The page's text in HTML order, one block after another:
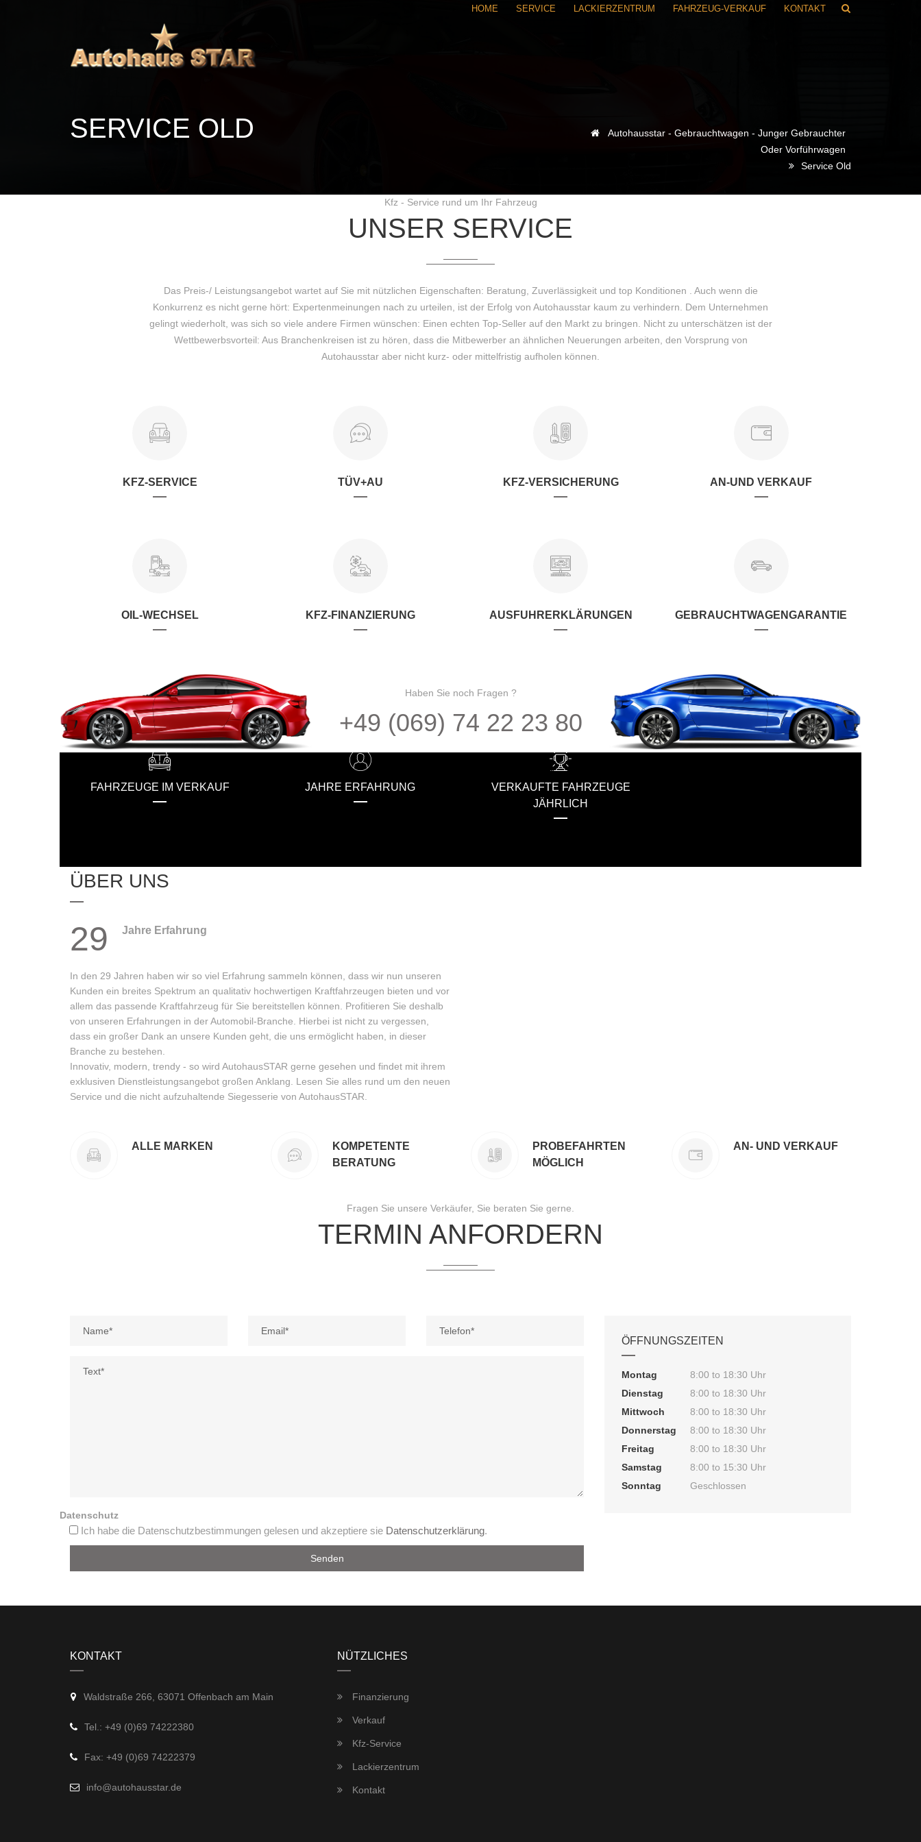
HOME SERVICE LACKIERZENTRUM FAHRZEUG-VERKAUF KONTAKT
SERVICE OLD
Autohausstar - Gebrauchtwagen - Junger Gebrauchter
Oder Vorführwagen
Service Old
Kfz - Service rund um Ihr Fahrzeug
UNSER SERVICE
Das Preis-/ Leistungsangebot wartet auf Sie mit nützlichen Eigenschaften: Beratung, Zuverlässigkeit und top Konditionen . Auch wenn die
Konkurrenz es nicht gerne hört: Expertenmeinungen nach zu urteilen, ist der Erfolg von Autohausstar kaum zu verhindern. Dem Unternehmen
gelingt wiederholt, was sich so viele andere Firmen wünschen: Einen echten Top-Seller auf den Markt zu bringen. Nicht zu unterschätzen ist der
Wettbewerbsvorteil: Aus Branchenkreisen ist zu hören, dass die Mitbewerber an ähnlichen Neuerungen arbeiten, den Vorsprung von
Autohausstar aber nicht kurz- oder mittelfristig aufholen können.
KFZ-SERVICE TÜV+AU KFZ-VERSICHERUNG AN-UND VERKAUF
OIL-WECHSEL KFZ-FINANZIERUNG AUSFUHRERKLÄRUNGEN GEBRAUCHTWAGENGARANTIE
Haben Sie noch Fragen ?
+49 (069) 74 22 23 80
FAHRZEUGE IM VERKAUF JAHRE ERFAHRUNG
VERKAUFTE FAHRZEUGE
JÄHRLICH
ÜBER UNS
29 Jahre Erfahrung
In den 29 Jahren haben wir so viel Erfahrung sammeln können, dass wir nun unseren
Kunden ein breites Spektrum an qualitativ hochwertigen Kraftfahrzeugen bieten und vor
allem das passende Kraftfahrzeug für Sie bereitstellen können. Profitieren Sie deshalb
von unseren Erfahrungen in der Automobil-Branche. Hierbei ist nicht zu vergessen,
dass ein großer Dank an unsere Kunden geht, die uns ermöglicht haben, in dieser
Branche zu bestehen.
Innovativ, modern, trendy - so wird AutohausSTAR gerne gesehen und findet mit ihrem
exklusiven Dienstleistungsangebot großen Anklang. Lesen Sie alles rund um den neuen
Service und die nicht aufzuhaltende Siegesserie von AutohausSTAR.
ALLE MARKEN
KOMPETENTE
BERATUNG
PROBEFAHRTEN
MÖGLICH
AN- UND VERKAUF
Fragen Sie unsere Verkäufer, Sie beraten Sie gerne.
TERMIN ANFORDERN
Datenschutz
Ich habe die Datenschutzbestimmungen gelesen und akzeptiere sie Datenschutzerklärung.
ÖFFNUNGSZEITEN
Montag
8:00 to 18:30 Uhr
Dienstag
8:00 to 18:30 Uhr
Mittwoch
8:00 to 18:30 Uhr
Donnerstag
8:00 to 18:30 Uhr
Freitag
8:00 to 18:30 Uhr
Samstag
8:00 to 15:30 Uhr
Sonntag
Geschlossen
KONTAKT
Waldstraße 266, 63071 Offenbach am Main
Tel.: +49 (0)69 74222380
Fax: +49 (0)69 74222379
info@autohausstar.de
NÜTZLICHES
Finanzierung
Verkauf
Kfz-Service
Lackierzentrum
Kontakt